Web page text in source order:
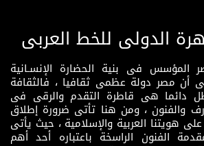
الدولى للخط العربى
المؤسس فى بنية الحضارة الإنسـانية
أن مصر دولة عظمى ثقافيا ، فالثقافة
دائما هى قاطرة التقدم والرقى فى
والفنون ، ومن هنا تأتى ضرورة إطلاق
هويتنا العربية والإسلامية ، حيث يأتى
الفنون الراسخة باعتباره أحد أهم